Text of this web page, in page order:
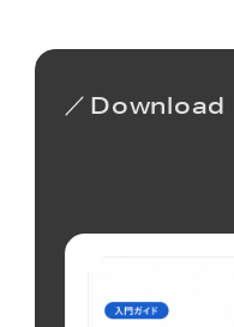
Download